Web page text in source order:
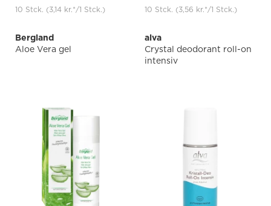
10 Stck. (3,14 kr.*/1 Stck.) 10 Stck. (3,56 kr.*/1 Stck.)
Bergland
Aloe Vera gel
alva
Crystal deodorant roll-on
intensiv